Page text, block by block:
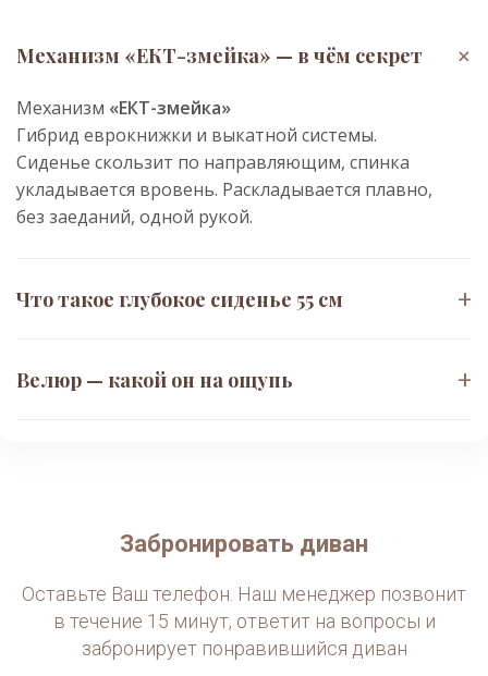
Механизм «ЕКТ-змейка» — в чём секрет +
Механизм «ЕКТ-змейка»
Гибрид еврокнижки и выкатной системы.
Сиденье скользит по направляющим, спинка
укладывается вровень. Раскладывается плавно,
без заеданий, одной рукой.
Что такое глубокое сиденье 55 см +
Позволяет сидеть с поджатыми ногами или
Велюр — какой он на ощупь +
устойчив к выгоранию на солнце.
Забронировать диван
Оставьте Ваш телефон. Наш менеджер позвонит
в течение 15 минут, ответит на вопросы и
забронирует понравившийся диван